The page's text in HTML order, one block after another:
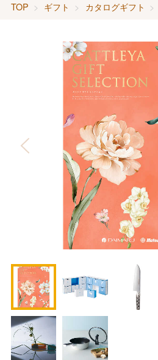
TOP ギフト カタログギフト